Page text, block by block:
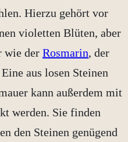
Hierzu gehört vor
violetten Blüten, aber
wie der Rosmarin, der
Eine aus losen Steinen
kann außerdem mit
werden. Sie finden
den Steinen genügend